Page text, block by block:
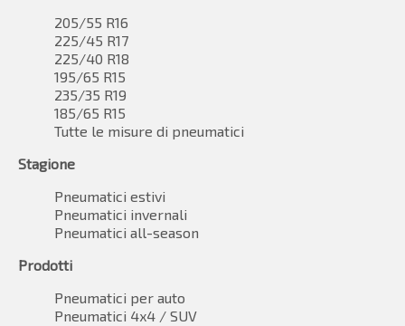
205/55 R16
225/45 R17
225/40 R18
195/65 R15
235/35 R19
185/65 R15
Tutte le misure di pneumatici
Stagione
Pneumatici estivi
Pneumatici invernali
Pneumatici all-season
Prodotti
Pneumatici per auto
Pneumatici 4x4 / SUV